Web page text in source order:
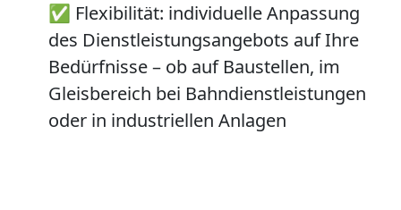
✅ Flexibilität: individuelle Anpassung
des Dienstleistungsangebots auf Ihre
Bedürfnisse – ob auf Baustellen, im
Gleisbereich bei Bahndienstleistungen
oder in industriellen Anlagen